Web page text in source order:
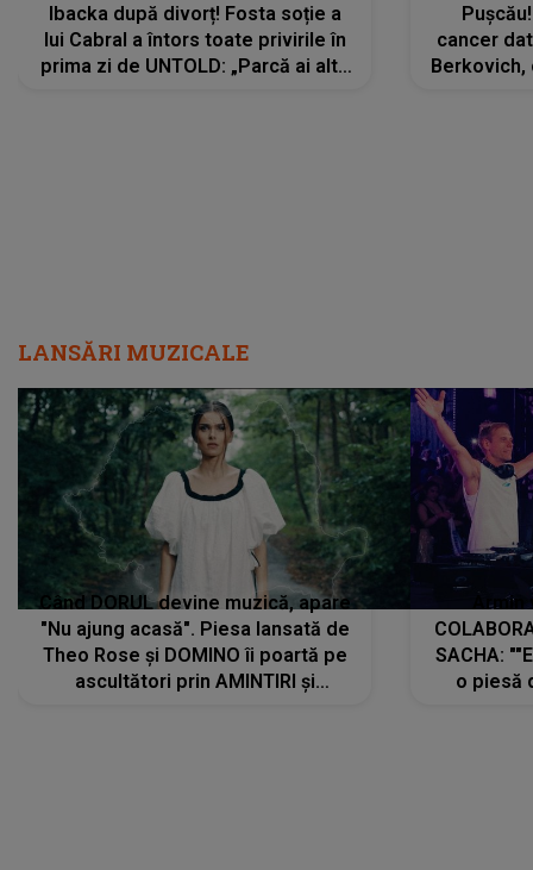
Ibacka după divorț! Fosta soție a
lui Cabral a întors toate privirile în
prima zi de UNTOLD: „Parcă ai altă
cancer
Berkovich,
LANSĂRI MUZICALE
Când DORUL devine muzică, apare
"Nu ajung acasă". Piesa lansată de
Theo Rose și DOMINO îi poartă pe
ascultători prin AMINTIRI și
SACHA:
o piesă